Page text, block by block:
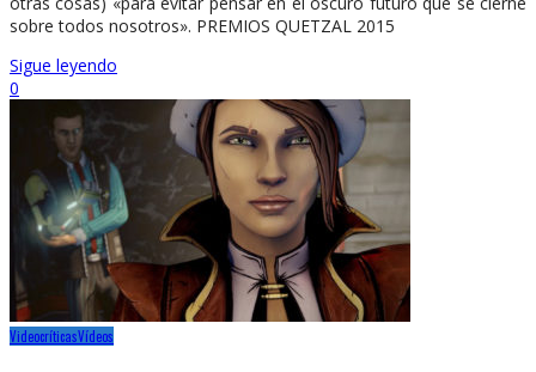
sobre todos nosotros». PREMIOS QUETZAL 2015
Sigue leyendo
0
VideocríticasVídeos